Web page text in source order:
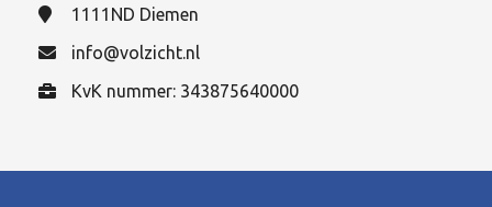
1111ND Diemen
info@volzicht.nl
KvK nummer: 343875640000